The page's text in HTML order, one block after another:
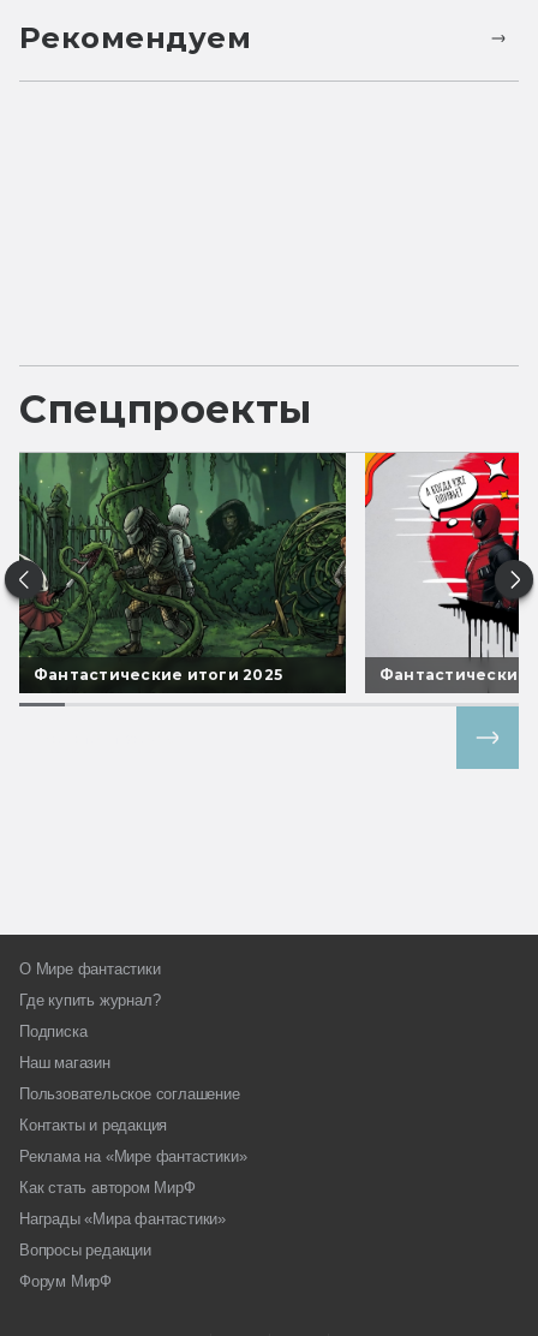
Рекомендуем
Спецпроекты
Фантастические итоги 2025 Фантастические
О Мире фантастики
Где купить журнал?
Подписка
Наш магазин
Пользовательское соглашение
Контакты и редакция
Реклама на «Мире фантастики»
Как стать автором МирФ
Награды «Мира фантастики»
Вопросы редакции
Форум МирФ